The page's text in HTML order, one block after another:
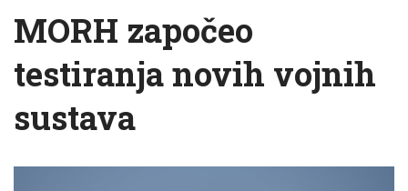
MORH započeo
testiranja novih vojnih
sustava